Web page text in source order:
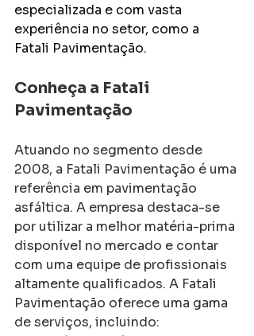
especializada e com vasta
experiência no setor, como a
Fatali Pavimentação.
Conheça a Fatali
Pavimentação
Atuando no segmento desde
2008, a Fatali Pavimentação é uma
referência em pavimentação
asfáltica. A empresa destaca-se
por utilizar a melhor matéria-prima
disponível no mercado e contar
com uma equipe de profissionais
altamente qualificados. A Fatali
Pavimentação oferece uma gama
de serviços, incluindo: